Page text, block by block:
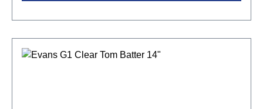
ausdrucksstarker Klangvielseitig einsetzbar Level